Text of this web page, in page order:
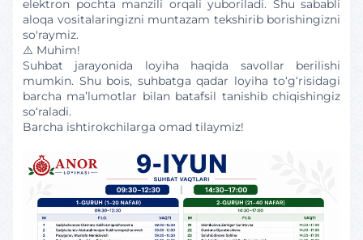
elektron pochta manzili orqali yuboriladi. Shu sababli
aloqa vositalaringizni muntazam tekshirib borishingizni
so'raymiz.
⚠️ Muhim!
Suhbat jarayonida loyiha haqida savollar berilishi
mumkin. Shu bois, suhbatga qadar loyiha to‘g‘risidagi
barcha ma’lumotlar bilan batafsil tanishib chiqishingiz
so‘raladi.
Barcha ishtirokchilarga omad tilaymiz!